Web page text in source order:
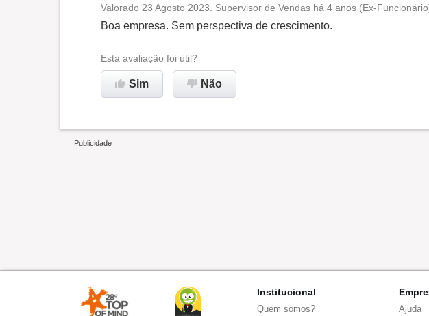
Oportunidade de promoção
Ambiente de trabalho
Conciliação com a vida
Recomenda esta empresa
Valorado 23 Agosto 2023. Supervisor de Vendas há 4 anos (Ex-
Boa empresa. Sem perspectiva de crescimento.
Esta avaliação foi útil?
Sim Não
Institucional
Quem somos?
Ajuda